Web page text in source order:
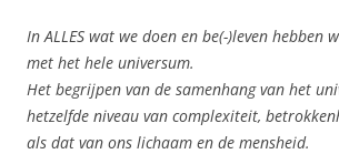
In ALLES wat we doen en be(-)leven hebben
met het hele universum.
Het begrijpen van de samenhang van het
hetzelfde niveau van complexiteit,
als dat van ons lichaam en de mensheid.